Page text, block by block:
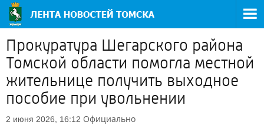
Прокуратура Шегарского района
Томской области помогла местной
жительнице получить выходное
пособие при увольнении
2 июня 2026, 16:12 Официально